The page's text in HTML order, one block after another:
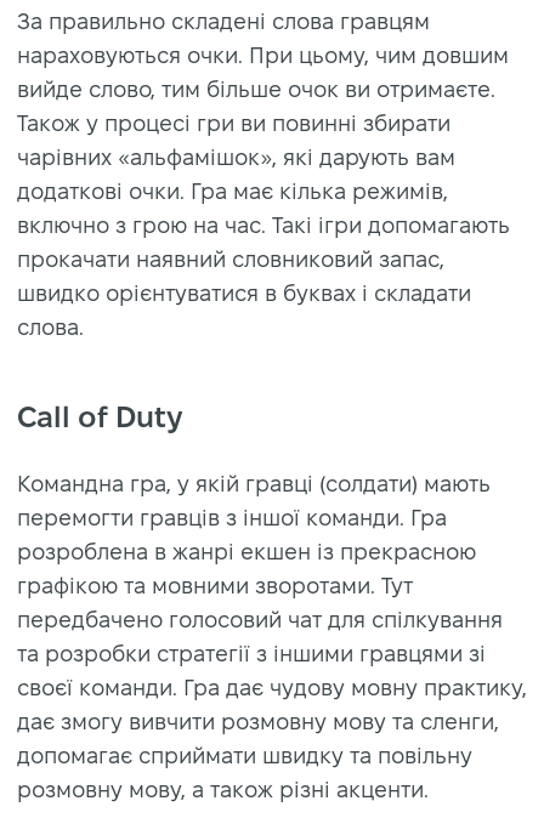
За правильно складені слова гравцям
нараховуються очки. При цьому, чим довшим
вийде слово, тим більше очок ви отримаєте.
Також у процесі гри ви повинні збирати
чарівних «альфамішок», які дарують вам
додаткові очки. Гра має кілька режимів,
включно з грою на час. Такі ігри допомагають
прокачати наявний словниковий запас,
швидко орієнтуватися в буквах і складати
слова.
Call of Duty
Командна гра, у якій гравці (солдати) мають
перемогти гравців з іншої команди. Гра
розроблена в жанрі екшен із прекрасною
графікою та мовними зворотами. Тут
передбачено голосовий чат для спілкування
та розробки стратегії з іншими гравцями зі
своєї команди. Гра дає чудову мовну практику,
дає змогу вивчити розмовну мову та сленги,
допомагає сприймати швидку та повільну
розмовну мову, а також різні акценти.